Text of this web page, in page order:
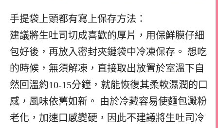
手提袋上頭都有寫上保存方法：
建議將生吐司切成喜歡的厚片，用保鮮膜仔細
包好後，再放入密封夾鏈袋中冷凍保存。 想吃
的時候，無須解凍，直接取出放置於室溫下自
然回溫約10-15分鐘，就能恢復其柔軟濕潤的口
感，風味依舊如新。 由於冷藏容易使麵包澱粉
老化，加速口感變硬，因此不建議將生吐司冷